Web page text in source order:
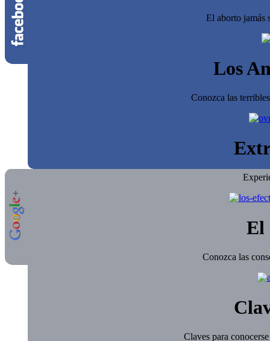
El aborto jamás
Los
Conozca las
El
Conozca las
Claves para